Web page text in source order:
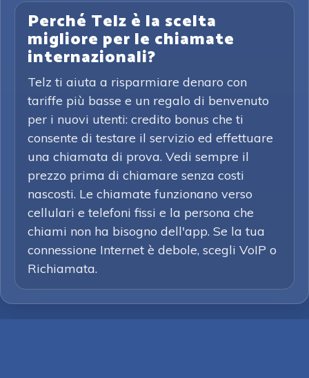
Perché Telz è la scelta
migliore per le chiamate
internazionali?
Telz ti aiuta a risparmiare denaro con
tariffe più basse e un regalo di benvenuto
per i nuovi utenti: credito bonus che ti
consente di testare il servizio ed effettuare
una chiamata di prova. Vedi sempre il
prezzo prima di chiamare senza costi
nascosti. Le chiamate funzionano verso
cellulari e telefoni fissi e la persona che
chiami non ha bisogno dell'app. Se la tua
connessione Internet è debole, scegli VoIP o
Richiamata.